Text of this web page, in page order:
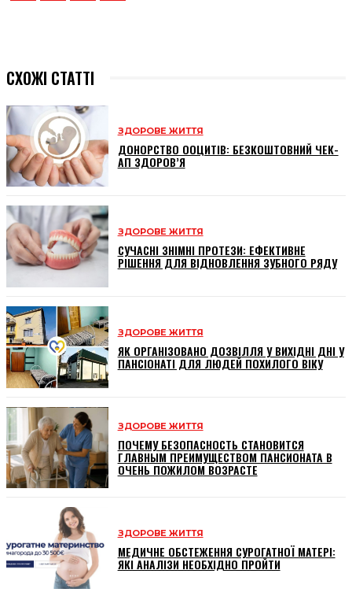
СХОЖІ СТАТТІ
ЗДОРОВЕ ЖИТТЯ
ДОНОРСТВО ООЦИТІВ: БЕЗКОШТОВНИЙ ЧЕК-
АП ЗДОРОВ’Я
ЗДОРОВЕ ЖИТТЯ
СУЧАСНІ ЗНІМНІ ПРОТЕЗИ: ЕФЕКТИВНЕ
РІШЕННЯ ДЛЯ ВІДНОВЛЕННЯ ЗУБНОГО РЯДУ
ЗДОРОВЕ ЖИТТЯ
ЯК ОРГАНІЗОВАНО ДОЗВІЛЛЯ У ВИХІДНІ ДНІ У
ПАНСІОНАТІ ДЛЯ ЛЮДЕЙ ПОХИЛОГО ВІКУ
ЗДОРОВЕ ЖИТТЯ
ПОЧЕМУ БЕЗОПАСНОСТЬ СТАНОВИТСЯ
ГЛАВНЫМ ПРЕИМУЩЕСТВОМ ПАНСИОНАТА В
ОЧЕНЬ ПОЖИЛОМ ВОЗРАСТЕ
ЗДОРОВЕ ЖИТТЯ
МЕДИЧНЕ ОБСТЕЖЕННЯ СУРОГАТНОЇ МАТЕРІ:
ЯКІ АНАЛІЗИ НЕОБХІДНО ПРОЙТИ